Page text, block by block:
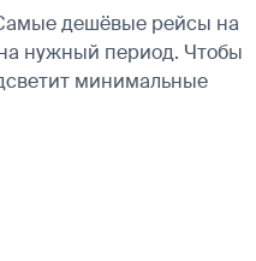
дешёвые рейсы на
нужный период. Чтобы
минимальные